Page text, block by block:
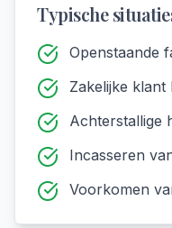
Typische
Openstaande
Zakelijke
Achterstallige
Incasseren
Voorkomen